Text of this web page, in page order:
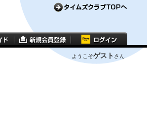
ようこそゲスト さん